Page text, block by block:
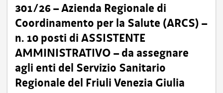
301/26 – Azienda Regionale di
Coordinamento per la Salute (ARCS) –
n. 10 posti di ASSISTENTE
AMMINISTRATIVO – da assegnare
agli enti del Servizio Sanitario
Regionale del Friuli Venezia Giulia